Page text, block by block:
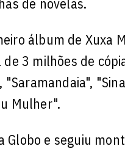
álbum de Xuxa
3 milhões de
Mulher".
e seguiu